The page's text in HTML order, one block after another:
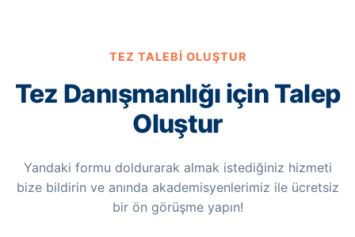
TEZ TALEBI OLUŞTUR
Tez Danışmanlığı için Talep
Oluştur
Yandaki formu doldurarak almak istediğiniz hizmeti
bize bildirin ve anında akademisyenlerimiz ile ücretsiz
bir ön görüşme yapın!